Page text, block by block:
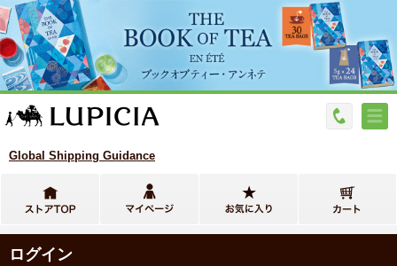
Global Shipping Guidance
ログイン